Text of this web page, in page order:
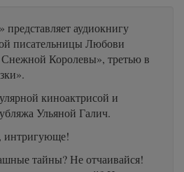
аудиокнигу
писательницы Любови
Королевы», третью в
киноактрисой и
Ульяной Галич.
интригующе!
тайны? Не отчаивайся!